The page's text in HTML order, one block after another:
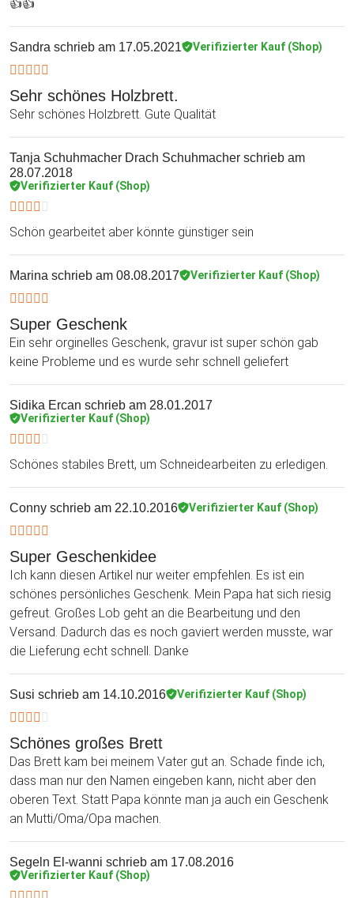
👍👍
Sandra schrieb am 17.05.2021 Verifizierter Kauf (Shop)
Sehr schönes Holzbrett.
Sehr schönes Holzbrett. Gute Qualität
Tanja Schuhmacher Drach Schuhmacher schrieb am
28.07.2018
Verifizierter Kauf (Shop)
Schön gearbeitet aber könnte günstiger sein
Marina schrieb am 08.08.2017 Verifizierter Kauf (Shop)
Super Geschenk
Ein sehr orginelles Geschenk, gravur ist super schön gab
keine Probleme und es wurde sehr schnell geliefert
Sidika Ercan schrieb am 28.01.2017
Verifizierter Kauf (Shop)
Schönes stabiles Brett, um Schneidearbeiten zu erledigen.
Conny schrieb am 22.10.2016 Verifizierter Kauf (Shop)
Super Geschenkidee
Ich kann diesen Artikel nur weiter empfehlen. Es ist ein
schönes persönliches Geschenk. Mein Papa hat sich riesig
gefreut. Großes Lob geht an die Bearbeitung und den
Versand. Dadurch das es noch gaviert werden musste, war
die Lieferung echt schnell. Danke
Susi schrieb am 14.10.2016 Verifizierter Kauf (Shop)
Schönes großes Brett
Das Brett kam bei meinem Vater gut an. Schade finde ich,
dass man nur den Namen eingeben kann, nicht aber den
oberen Text. Statt Papa könnte man ja auch ein Geschenk
an Mutti/Oma/Opa machen.
Segeln El-wanni schrieb am 17.08.2016
Verifizierter Kauf (Shop)